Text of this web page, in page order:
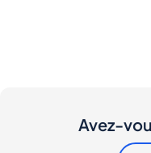
Avez-